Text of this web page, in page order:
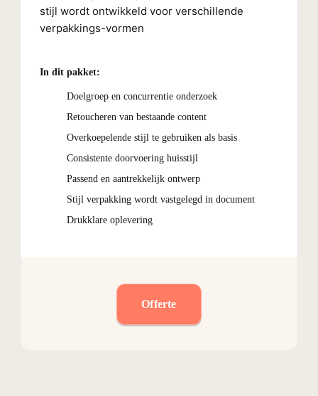
stijl wordt ontwikkeld voor verschillende
verpakkings-vormen
In dit pakket:
Doelgroep en concurrentie onderzoek
Retoucheren van bestaande content
Overkoepelende stijl te gebruiken als basis
Consistente doorvoering huisstijl
Passend en aantrekkelijk ontwerp
Stijl verpakking wordt vastgelegd in document
Drukklare oplevering
Offerte